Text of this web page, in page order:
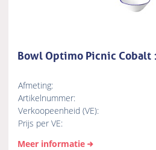
Bowl Optimo Picnic Cobalt
Afmeting:
Artikelnummer:
Verkoopeenheid (VE):
Prijs per VE:
Meer informatie